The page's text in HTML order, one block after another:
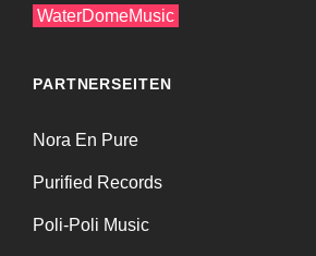
WaterDomeMusic
PARTNERSEITEN
Nora En Pure
Purified Records
Poli-Poli Music